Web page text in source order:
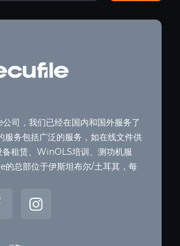
司，我们已经在国内和国外服务了
服务包括广泛的服务，如在线文件供
备租赁、WinOLS培训、测功机服
总部位于伊斯坦布尔/土耳其，每